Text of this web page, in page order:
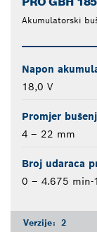
Akumulatorski
Napon
18,0 V
Promjer
4 – 22 mm
Broj udaraca
0 – 4.675 min-1
Verzije: 2